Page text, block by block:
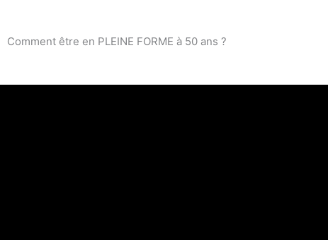
Comment être en PLEINE FORME à 50 ans ?